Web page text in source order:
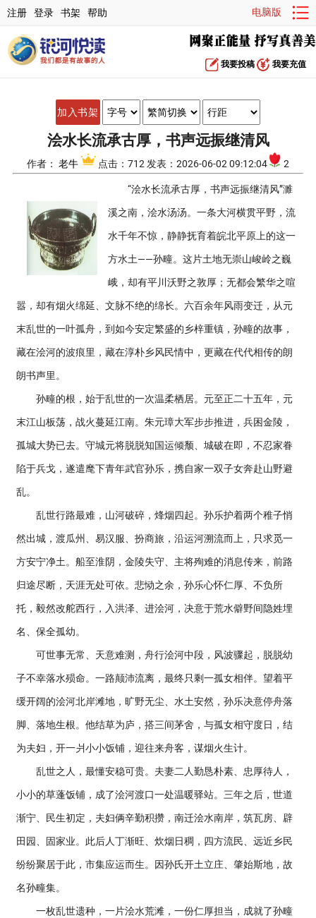
注册 登录 书架 帮助 电脑版
我要投稿 我要充值
加入书架
浍水长流承古厚，书声远振继清风
作者： 老牛 点击：712 发表：2026-06-02 09:12:04 2
“浍水长流承古厚，书声远振继清风”濉
溪之南，浍水汤汤。一条大河横贯平野，流
水千年不惊，静静抚育着皖北平原上的这一
方水土——孙疃。这片土地无崇山峻岭之巍
峨，却有平川沃野之敦厚；无都会繁华之喧
嚣，却有烟火绵延、文脉不绝的绵长。六百余年风雨变迁，从元
末乱世的一叶孤舟，到如今安定繁盛的乡梓重镇，孙疃的故事，
藏在浍河的波痕里，藏在淳朴乡风民情中，更藏在代代相传的朗
朗书声里。
孙疃的根，始于乱世的一次温柔栖居。元至正二十五年，元
末江山板荡，战火蔓延江南。朱元璋大军步步推进，兵困金陵，
孤城大势已去。守城元将脱脱知国运倾颓、城破在即，不忍家眷
陷于兵戈，遂遣麾下青年武官孙乐，携自家一双子女奔赴山野避
乱。
乱世行路最难，山河破碎，烽烟四起。孙乐护着两个稚子悄
然出城，渡瓜州、易汉服、扮商旅，沿运河溯流而上，只求觅一
方安宁净土。船至淮阴，金陵失守、主将殉难的消息传来，前路
归途尽断，天涯无处可依。悲恸之余，孙乐心怀仁厚、不负所
托，毅然改舵西行，入洪泽、进浍河，决意于荒水僻野间隐姓埋
名、保全孤幼。
可世事无常、天意难测，舟行浍河中段，风波骤起，脱脱幼
子不幸落水殒命。一路颠沛流离，最终只剩一孤女相伴。望着平
缓开阔的浍河北岸滩地，旷野无尘、水土安然，孙乐决意停舟落
脚、落地生根。他结草为庐，搭三间茅舍，与孤女相守度日，结
为夫妇，开一爿小小饭铺，迎往来舟客，谋烟火生计。
乱世之人，最懂安稳可贵。夫妻二人勤恳朴素、忠厚待人，
小小的草蓬饭铺，成了浍河渡口一处温暖驿站。三年之后，世道
渐宁、民生初定，夫妇俩辛勤积攒，南迁浍水南岸，筑瓦房、辟
田园、固家业。此后人丁渐旺、炊烟日稠，四方流民、远近乡民
纷纷聚居于此，市集应运而生。因孙氏开土立庄、肇始斯地，故
名孙疃集。
一枚乱世遗种，一片浍水荒滩，一份仁厚担当，成就了孙疃